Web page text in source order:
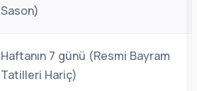
Sason)
Haftanın 7 günü (Resmi Bayram
Tatilleri Hariç)